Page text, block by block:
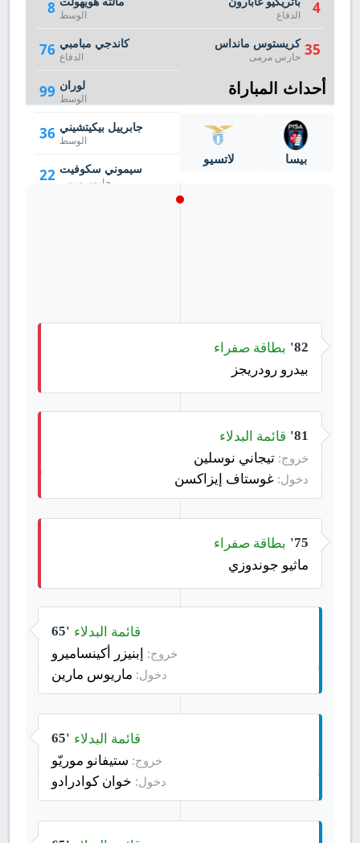
8 الوسط
76 كاندجي مبامبي
الدفاع
99 لوران
الوسط
36 جابرييل بيكيتشيني
الوسط
22 سيموني سكوفيت
حارس مرمى
4 الدفاع
35 كريستوس مانداس
حارس مرمى
أحداث المباراة
بيسا لاتسيو
82' بطاقة صفراء
بيدرو رودريجز
81' قائمة البدلاء
خروج: تيجاني نوسلين
دخول: غوستاف إيزاكسن
75'
بطاقة صفراء
ماثيو جوندوزي
65' قائمة البدلاء
خروج: إبنيزر أكينساميرو
دخول: ماريوس مارين
65' قائمة البدلاء
خروج: ستيفانو موريّو
دخول: خوان كوادرادو